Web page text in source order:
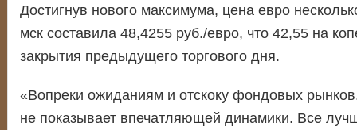
Достигнув нового максимума, цена евро
мск составила 48,4255 руб./евро, что 42,55 на
закрытия предыдущего торгового дня.
«Вопреки ожиданиям и отскоку фондовых
не показывает впечатляющей динамики. Все